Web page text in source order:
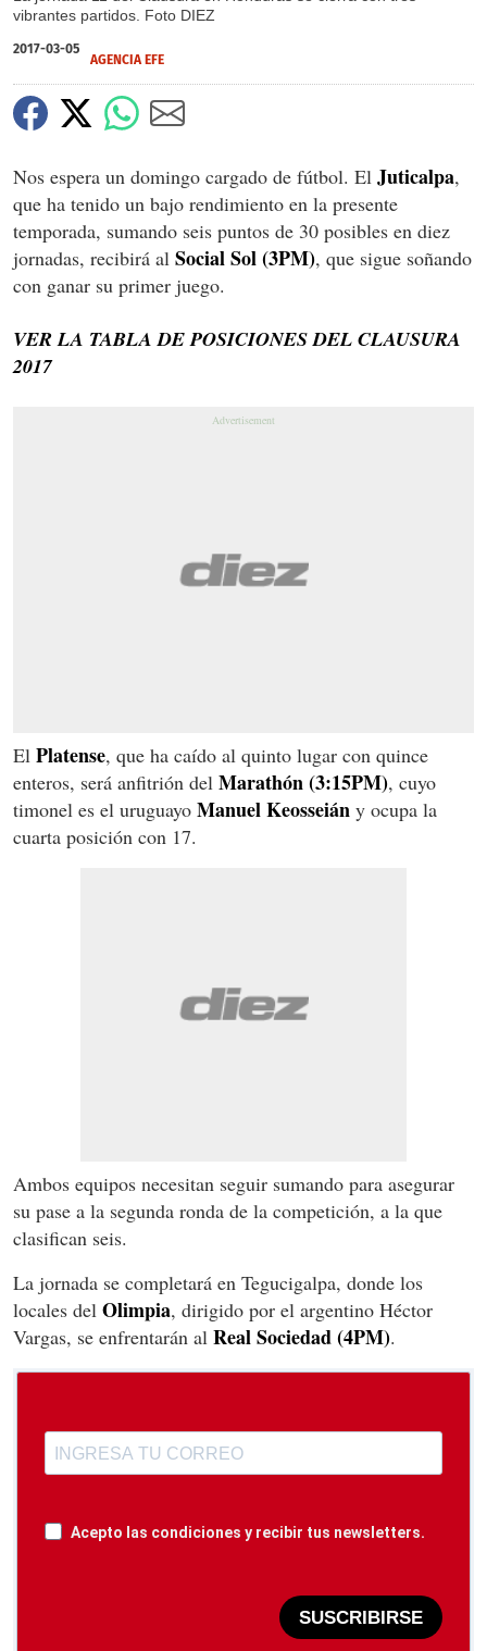
vibrantes partidos. Foto DIEZ
2017-03-05
AGENCIA EFE
Nos espera un domingo cargado de fútbol. El Juticalpa,
que ha tenido un bajo rendimiento en la presente
temporada, sumando seis puntos de 30 posibles en diez
jornadas, recibirá al Social Sol (3PM), que sigue soñando
con ganar su primer juego.
VER LA TABLA DE POSICIONES DEL CLAUSURA
2017
El Platense, que ha caído al quinto lugar con quince
enteros, será anfitrión del Marathón (3:15PM), cuyo
timonel es el uruguayo Manuel Keosseián y ocupa la
cuarta posición con 17.
Ambos equipos necesitan seguir sumando para asegurar
su pase a la segunda ronda de la competición, a la que
clasifican seis.
La jornada se completará en Tegucigalpa, donde los
locales del Olimpia, dirigido por el argentino Héctor
Vargas, se enfrentarán al Real Sociedad (4PM).
Acepto las condiciones y recibir tus newsletters.
SUSCRIBIRSE